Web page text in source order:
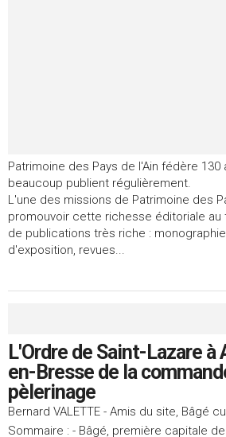
Patrimoine des Pays de l'Ain fédère
beaucoup publient régulièrement.
L'une des missions de Patrimoine des
promouvoir cette richesse éditoriale au
de publications très riche :
d'exposition, revues...
L'Ordre de Saint-Lazare
en-Bresse de la
pèlerinage
Bernard VALETTE - Amis du site, Bâgé
Sommaire : - Bâgé, première capitale